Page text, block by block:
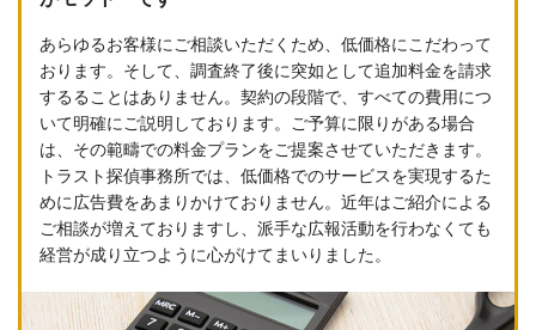
あらゆるお客様にご相談いただくため、低価格にこだわって
おります。そして、調査終了後に突如として追加料金を請求
するることはありません。契約の段階で、すべての費用につ
いて明確にご説明しております。ご予算に限りがある場合
は、その範疇での料金プランをご提案させていただきます。
トラスト探偵事務所では、低価格でのサービスを実現するた
めに広告費をあまりかけておりません。近年はご紹介による
ご相談が増えておりますし、派手な広報活動を行わなくても
経営が成り立つように心がけてまいりました。